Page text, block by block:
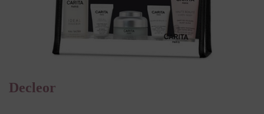
Decleor